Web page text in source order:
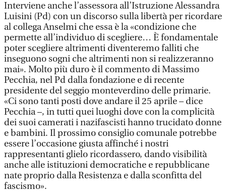
Interviene anche l’assessora all’Istruzione Alessandra
Luisini (Pd) con un discorso sulla libertà per ricordare
al collega Anselmi che essa è la «condizione che
permette all’individuo di scegliere… È fondamentale
poter scegliere altrimenti diventeremo falliti che
inseguono sogni che altrimenti non si realizzeranno
mai». Molto più duro è il commento di Massimo
Pecchia, nel Pd dalla fondazione e di recente
presidente del seggio monteverdino delle primarie.
«Ci sono tanti posti dove andare il 25 aprile – dice
Pecchia –, in tutti quei luoghi dove con la complicità
dei suoi camerati i nazifascisti hanno trucidato donne
e bambini. Il prossimo consiglio comunale potrebbe
essere l’occasione giusta affinché i nostri
rappresentanti glielo ricordassero, dando visibilità
anche alle istituzioni democratiche e repubblicane
nate proprio dalla Resistenza e dalla sconfitta del
fascismo».